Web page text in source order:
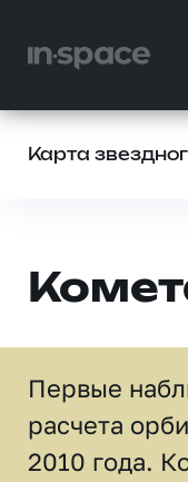
Карта
Первые
расчета
2010 года.